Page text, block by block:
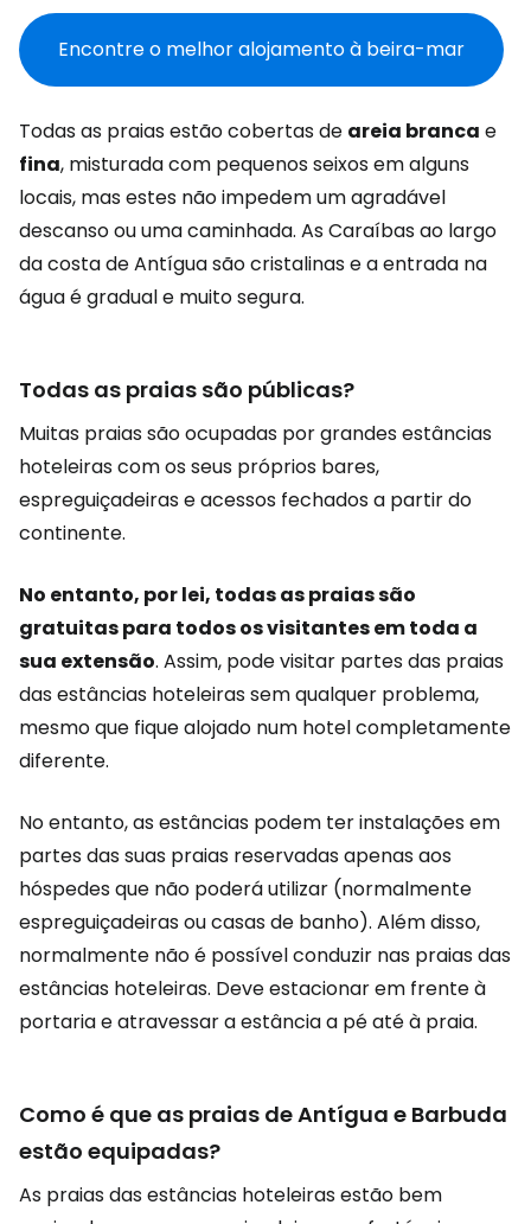
Encontre o melhor alojamento à beira-mar
Todas as praias estão cobertas de areia branca e
fina, misturada com pequenos seixos em alguns
locais, mas estes não impedem um agradável
descanso ou uma caminhada. As Caraíbas ao largo
da costa de Antígua são cristalinas e a entrada na
água é gradual e muito segura.
Todas as praias são públicas?
Muitas praias são ocupadas por grandes estâncias
hoteleiras com os seus próprios bares,
espreguiçadeiras e acessos fechados a partir do
continente.
No entanto, por lei, todas as praias são
gratuitas para todos os visitantes em toda a
sua extensão. Assim, pode visitar partes das praias
das estâncias hoteleiras sem qualquer problema,
mesmo que fique alojado num hotel completamente
diferente.
No entanto, as estâncias podem ter instalações em
partes das suas praias reservadas apenas aos
hóspedes que não poderá utilizar (normalmente
espreguiçadeiras ou casas de banho). Além disso,
normalmente não é possível conduzir nas praias das
estâncias hoteleiras. Deve estacionar em frente à
portaria e atravessar a estância a pé até à praia.
Como é que as praias de Antígua e Barbuda
estão equipadas?
As praias das estâncias hoteleiras estão bem